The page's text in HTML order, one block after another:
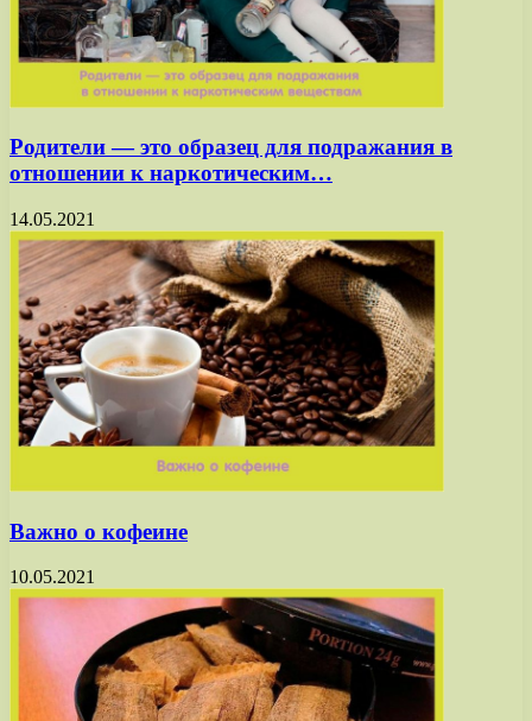
Родители — это образец для подражания в
отношении к наркотическим…
14.05.2021
Важно о кофеине
10.05.2021